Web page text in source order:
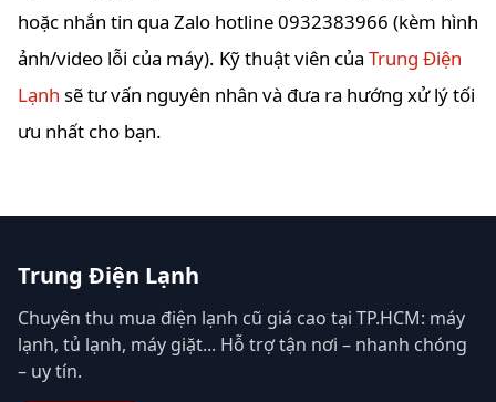
hoặc nhắn tin qua Zalo hotline 0932383966 (kèm hình
ảnh/video lỗi của máy). Kỹ thuật viên của Trung Điện
Lạnh sẽ tư vấn nguyên nhân và đưa ra hướng xử lý tối
ưu nhất cho bạn.
Trung Điện Lạnh
Chuyên thu mua điện lạnh cũ giá cao tại TP.HCM: máy
lạnh, tủ lạnh, máy giặt... Hỗ trợ tận nơi – nhanh chóng
– uy tín.